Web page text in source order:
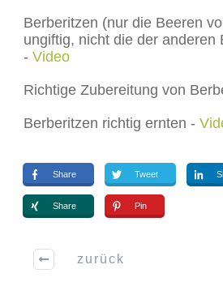
Berberitzen (nur die Beeren
ungiftig, nicht die der anderen
- Video
Richtige Zubereitung von
Berberitzen richtig ernten -
Share Tweet
Share Pin
zurück